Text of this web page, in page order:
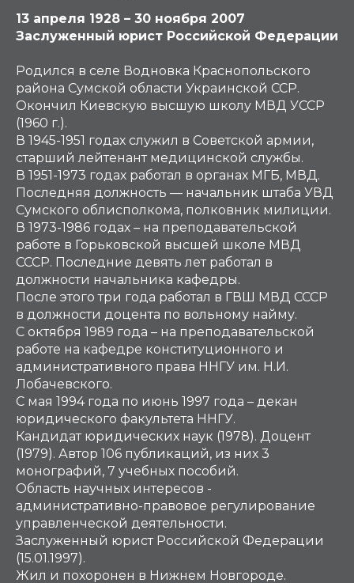
13 апреля 1928 – 30 ноября 2007
Заслуженный юрист Российской Федерации
Родился в селе Водновка Краснопольского
района Сумской области Украинской ССР.
Окончил Киевскую высшую школу МВД УССР
(1960 г.).
В 1945-1951 годах служил в Советской армии,
старший лейтенант медицинской службы.
В 1951-1973 годах работал в органах МГБ, МВД.
Последняя должность — начальник штаба УВД
Сумского облисполкома, полковник милиции.
В 1973-1986 годах – на преподавательской
работе в Горьковской высшей школе МВД
СССР. Последние девять лет работал в
должности начальника кафедры.
После этого три года работал в ГВШ МВД СССР
в должности доцента по вольному найму.
С октября 1989 года – на преподавательской
работе на кафедре конституционного и
административного права ННГУ им. Н.И.
Лобачевского.
С мая 1994 года по июнь 1997 года – декан
юридического факультета ННГУ.
Кандидат юридических наук (1978). Доцент
(1979). Автор 106 публикаций, из них 3
монографий, 7 учебных пособий.
Область научных интересов -
административно-правовое регулирование
управленческой деятельности.
Заслуженный юрист Российской Федерации
(15.01.1997).
Жил и похоронен в Нижнем Новгороде.